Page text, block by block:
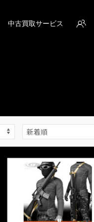
中古買取サービス